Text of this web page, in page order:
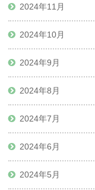
2024年11月
2024年10月
2024年9月
2024年8月
2024年7月
2024年6月
2024年5月